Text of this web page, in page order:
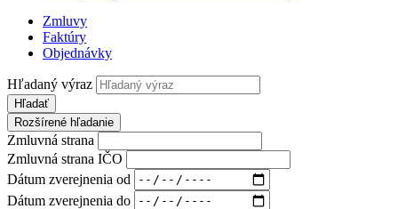
Zmluvy
Faktúry
Objednávky
Hľadaný výraz
Hľadať
Rozšírené hľadanie
Zmluvná strana
Zmluvná strana IČO
Dátum zverejnenia od
Dátum zverejnenia do